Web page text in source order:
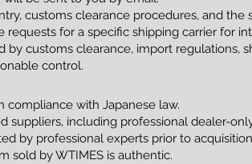
customs clearance procedures, and the
for a specific shipping carrier for
customs clearance, import regulations,
control.
compliance with Japanese law.
including professional dealer-
by professional experts prior to
sold by WTIMES is authentic.